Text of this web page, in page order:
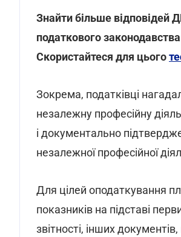
Знайти більше відповідей
податкового
Скористайтеся для цього
Зокрема, податківці
незалежну професійну
і документально
незалежної професійної
Для цілей оподаткування
показників на підставі
звітності, інших